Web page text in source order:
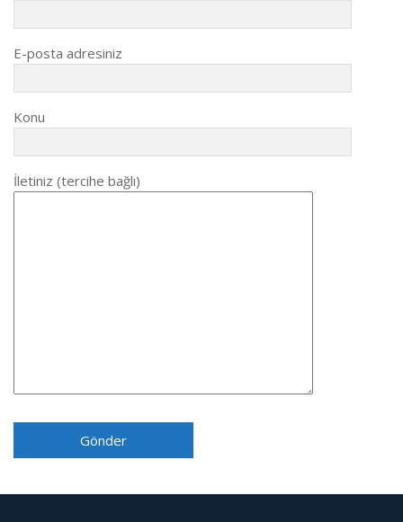
E-posta adresiniz
Konu
İletiniz (tercihe bağlı)